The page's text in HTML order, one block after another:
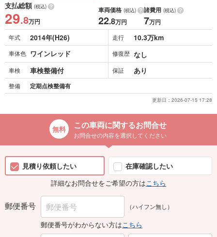
支払総額 (税込)
29.8万円
車両価格 (税込)
22.8万円
諸費用 (税込)
7万円
年式 2014年(H26) 走行 10.3万km
車体色 ワインレッド 修復歴 なし
車検 車検整備付 保証 あり
整備 定期点検整備有
更新日： 2026-07-15 17:28
この車両に関するお問合せ
お問合せの内容を選択してください
見積り依頼したい
在庫確認したい
詳細なお問合せをご希望の方はこちら
郵便番号 （ハイフン無し）
郵便番号がわからない方はこちら